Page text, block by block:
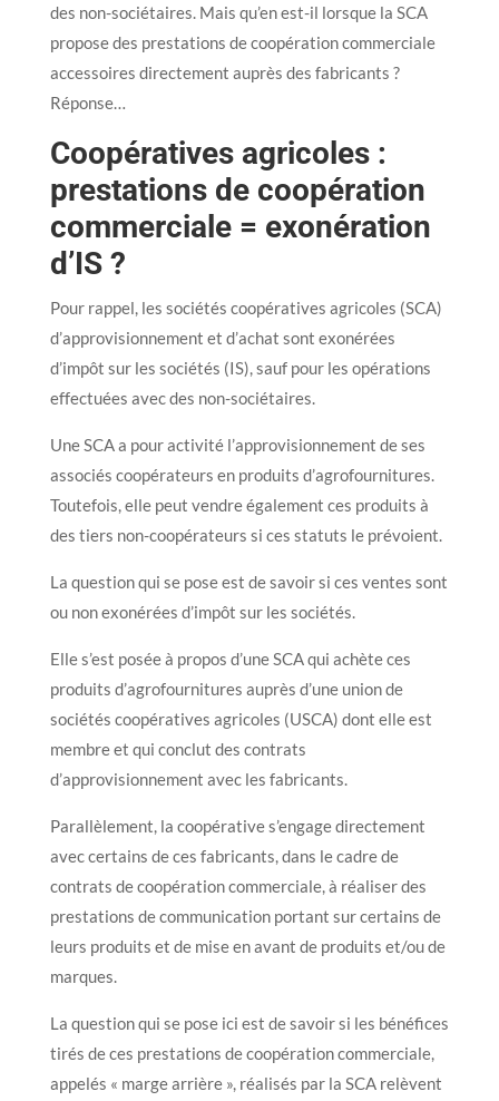
des non-sociétaires. Mais qu’en est-il lorsque la SCA
propose des prestations de coopération commerciale
accessoires directement auprès des fabricants ?
Réponse…
Coopératives agricoles :
prestations de coopération
commerciale = exonération
d’IS ?
Pour rappel, les sociétés coopératives agricoles (SCA)
d’approvisionnement et d’achat sont exonérées
d’impôt sur les sociétés (IS), sauf pour les opérations
effectuées avec des non-sociétaires.
Une SCA a pour activité l’approvisionnement de ses
associés coopérateurs en produits d’agrofournitures.
Toutefois, elle peut vendre également ces produits à
des tiers non-coopérateurs si ces statuts le prévoient.
La question qui se pose est de savoir si ces ventes sont
ou non exonérées d’impôt sur les sociétés.
Elle s’est posée à propos d’une SCA qui achète ces
produits d’agrofournitures auprès d’une union de
sociétés coopératives agricoles (USCA) dont elle est
membre et qui conclut des contrats
d’approvisionnement avec les fabricants.
Parallèlement, la coopérative s’engage directement
avec certains de ces fabricants, dans le cadre de
contrats de coopération commerciale, à réaliser des
prestations de communication portant sur certains de
leurs produits et de mise en avant de produits et/ou de
marques.
La question qui se pose ici est de savoir si les bénéfices
tirés de ces prestations de coopération commerciale,
appelés « marge arrière », réalisés par la SCA relèvent